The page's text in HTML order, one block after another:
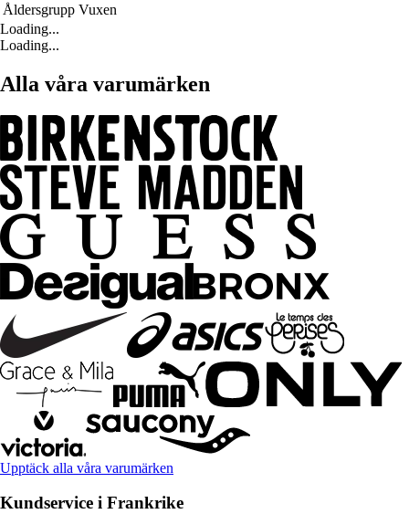
Åldersgrupp Vuxen
Loading...
Loading...
Alla våra varumärken
Upptäck alla våra varumärken
Kundservice i Frankrike